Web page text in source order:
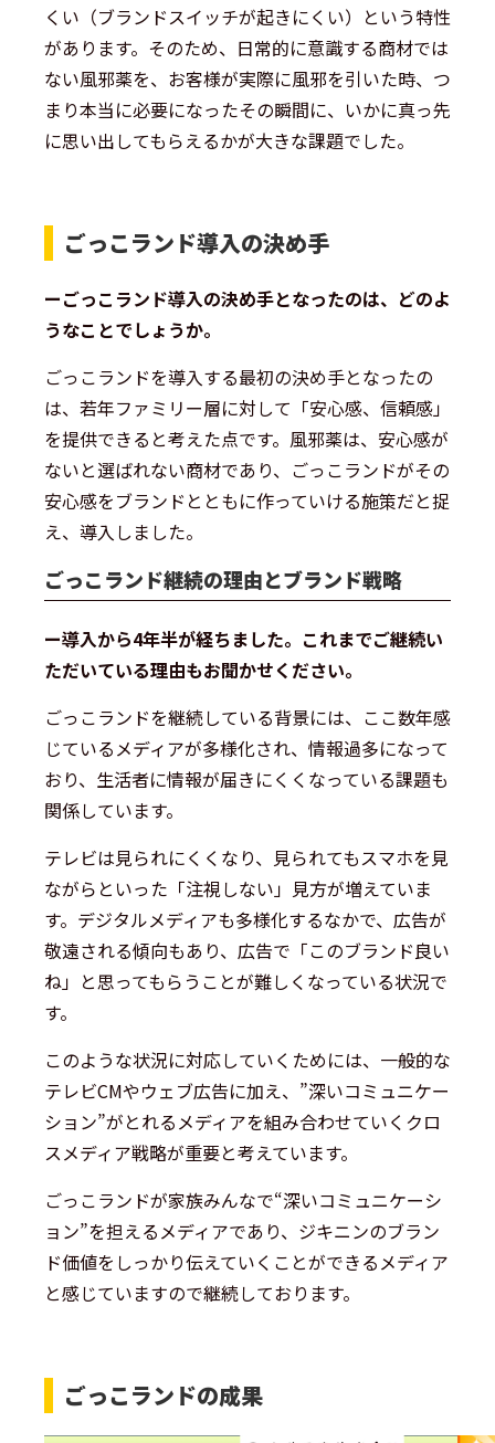
くい（ブランドスイッチが起きにくい）という特性
があります。そのため、日常的に意識する商材では
ない風邪薬を、お客様が実際に風邪を引いた時、つ
まり本当に必要になったその瞬間に、いかに真っ先
に思い出してもらえるかが大きな課題でした。
ごっこランド導入の決め手
ーごっこランド導入の決め手となったのは、どのよ
うなことでしょうか。
ごっこランドを導入する最初の決め手となったの
は、若年ファミリー層に対して「安心感、信頼感」
を提供できると考えた点です。風邪薬は、安心感が
ないと選ばれない商材であり、ごっこランドがその
安心感をブランドとともに作っていける施策だと捉
え、導入しました。
ごっこランド継続の理由とブランド戦略
ー導入から4年半が経ちました。これまでご継続い
ただいている理由もお聞かせください。
ごっこランドを継続している背景には、ここ数年感
じているメディアが多様化され、情報過多になって
おり、生活者に情報が届きにくくなっている課題も
関係しています。
テレビは見られにくくなり、見られてもスマホを見
ながらといった「注視しない」見方が増えていま
す。デジタルメディアも多様化するなかで、広告が
敬遠される傾向もあり、広告で「このブランド良い
ね」と思ってもらうことが難しくなっている状況で
す。
このような状況に対応していくためには、一般的な
テレビCMやウェブ広告に加え、”深いコミュニケー
ション”がとれるメディアを組み合わせていくクロ
スメディア戦略が重要と考えています。
ごっこランドが家族みんなで“深いコミュニケーシ
ョン”を担えるメディアであり、ジキニンのブラン
ド価値をしっかり伝えていくことができるメディア
と感じていますので継続しております。
ごっこランドの成果